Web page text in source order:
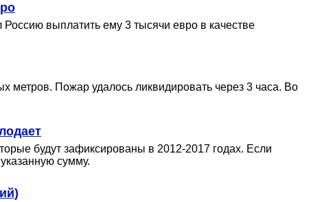
выплатить ему 3 тысячи евро в качестве
метров. Пожар удалось ликвидировать через 3 часа. Во
будут зафиксированы в 2012-2017 годах. Если
сумму.